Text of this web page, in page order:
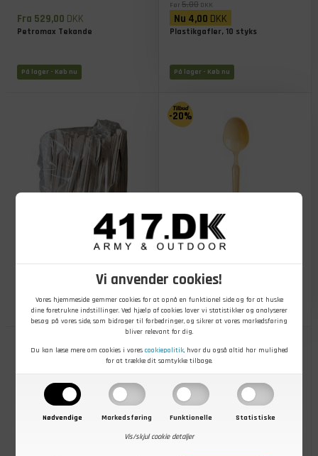
Vi anvender cookies!
Vores hjemmeside gemmer cookies for at opnå en funktionel side og for at huske
dine foretrukne indstillinger. Ved hjælp af cookies laver vi statistikker og analyserer
besøg på vores side, som bidrager til forbedringer, og sikrer at vores markedsføring
bliver relevant for dig.
Du kan læse mere om cookies i vores cookiepolitik, hvor du også altid har mulighed
for at trække dit samtykke tilbage.
Nødvendige Markedsføring Funktionelle
Statistiske
Vis/skjul cookie detaljer
Fra 529,00 DKK
Petromax Tekande
På lager - Køb nu
Før 5,00 DKK
Nu 4,00 DKK
Plastikgafler, 10 styks
På lager - Køb nu
Plastikknive, 250 stk
På lager - Køb nu
-20%
Før5,00 DKK
Nu4,00 DKK
Plastikskeer, 10 styks
På lager - Køb nu